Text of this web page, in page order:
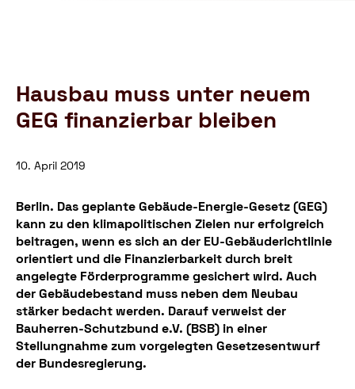
Hausbau muss unter neuem
GEG finanzierbar bleiben
10. April 2019
Berlin. Das geplante Gebäude-Energie-Gesetz (GEG)
kann zu den klimapolitischen Zielen nur erfolgreich
beitragen, wenn es sich an der EU-Gebäuderichtlinie
orientiert und die Finanzierbarkeit durch breit
angelegte Förderprogramme gesichert wird. Auch
der Gebäudebestand muss neben dem Neubau
stärker bedacht werden. Darauf verweist der
Bauherren-Schutzbund e.V. (BSB) in einer
Stellungnahme zum vorgelegten Gesetzesentwurf
der Bundesregierung.